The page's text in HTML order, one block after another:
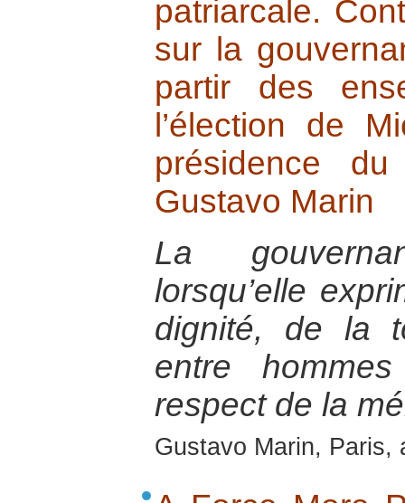
patriarcale.
sur la
partir des
l’élection de
présidence
Gustavo Marin
La
lorsqu’elle
dignité, de la
entre
respect de la
Gustavo Marin, Paris,